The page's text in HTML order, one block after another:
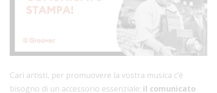
Cari artisti, per promuovere la vostra musica c’è
bisogno di un accessorio essenziale: il comunicato